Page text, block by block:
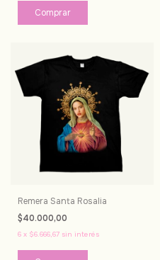
Comprar
Remera Santa Rosalia
$40.000,00
6 x $6.666,67 sin interés